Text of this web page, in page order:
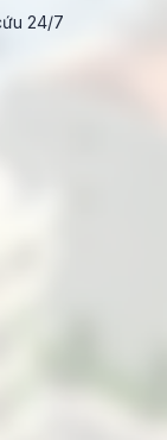
24/7